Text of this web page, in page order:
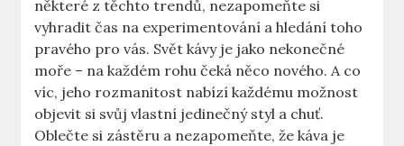
některé z těchto trendů, nezapomeňte si
vyhradit čas na experimentování a hledání toho
pravého pro vás. Svět kávy je jako nekonečné
moře – na každém rohu čeká něco nového. A co
víc, jeho rozmanitost nabízí každému možnost
objevit si svůj vlastní jedinečný styl a chuť.
Oblečte si zástěru a nezapomeňte, že káva je